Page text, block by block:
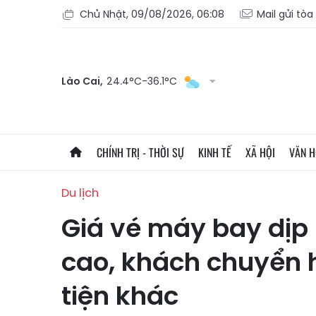
Chủ Nhật, 09/08/2026, 06:08 Mail gửi tòa
Lào Cai, 24.4°C-36.1°C
CHÍNH TRỊ - THỜI SỰ KINH TẾ XÃ HỘI VĂN
Du lịch
Giá vé máy bay
cao, khách chuyển
tiện khác